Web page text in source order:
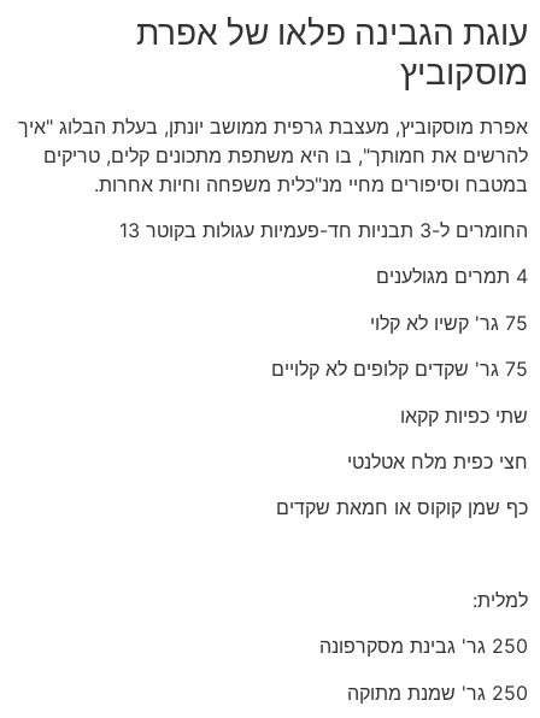
עוגת הגבינה פלאו של אפרת
מוסקוביץ
אפרת מוסקוביץ, מעצבת גרפית ממושב יונתן, בעלת הבלוג "איך
להרשים את חמותך", בו היא משתפת מתכונים קלים, טריקים
במטבח וסיפורים מחיי מנ"כלית משפחה וחיות אחרות.
החומרים ל-3 תבניות חד-פעמיות עגולות בקוטר 13
4 תמרים מגולענים
75 גר' קשיו לא קלוי
75 גר' שקדים קלופים לא קלויים
שתי כפיות קקאו
חצי כפית מלח אטלנטי
כף שמן קוקוס או חמאת שקדים
למלית:
250 גר' גבינת מסקרפונה
250 גר' שמנת מתוקה